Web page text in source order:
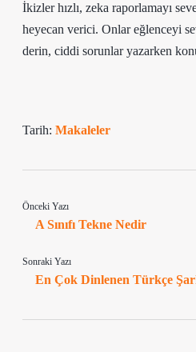
İkizler hızlı, zeka raporlamayı
heyecan verici. Onlar eğlenceyi
derin, ciddi sorunlar yazarken
Tarih: Makaleler
Önceki Yazı
A Sınıfı Tekne Nedir
Sonraki Yazı
En Çok Dinlenen Türkçe